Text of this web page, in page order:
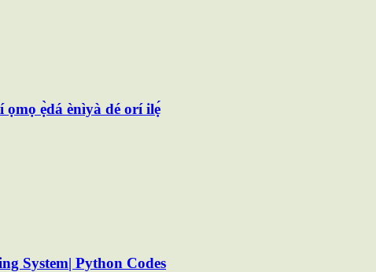
ẹ̀dá ènìyà dé orí ilẹ́
System| Python Codes